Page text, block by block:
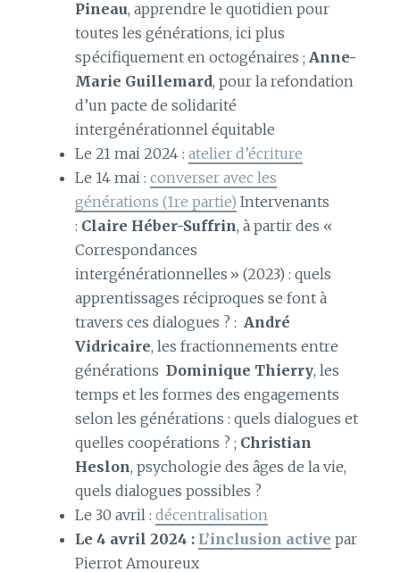
Pineau, apprendre le quotidien pour
toutes les générations, ici plus
spécifiquement en octogénaires ; Anne-
Marie Guillemard, pour la refondation
d’un pacte de solidarité
intergénérationnel équitable
Le 21 mai 2024 : atelier d’écriture
Le 14 mai : converser avec les
générations (1re partie) Intervenants
: Claire Héber-Suffrin, à partir des «
Correspondances
intergénérationnelles » (2023) : quels
apprentissages réciproques se font à
travers ces dialogues ? : André
Vidricaire, les fractionnements entre
générations Dominique Thierry, les
temps et les formes des engagements
selon les générations : quels dialogues et
quelles coopérations ? ; Christian
Heslon, psychologie des âges de la vie,
quels dialogues possibles ?
Le 30 avril : décentralisation
Le 4 avril 2024 : L’inclusion active par
Pierrot Amoureux